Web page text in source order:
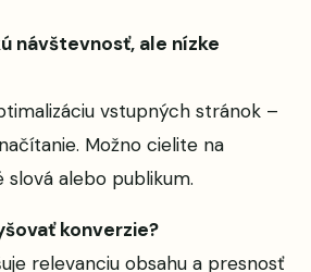
návštevnosť, ale nízke
vstupných stránok –
Možno cielite na
alebo publikum.
konverzie?
relevanciu obsahu a presnosť